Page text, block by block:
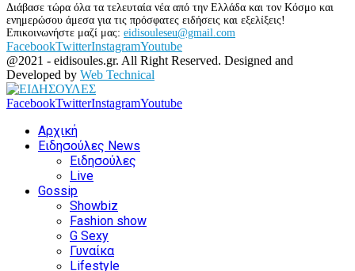
Διάβασε τώρα όλα τα τελευταία νέα από την Ελλάδα και τον Κόσμο και
ενημερώσου άμεσα για τις πρόσφατες ειδήσεις και εξελίξεις!
Επικοινωνήστε μαζί μας: eidisouleseu@gmail.com
FacebookTwitterInstagramYoutube
@2021 - eidisoules.gr. All Right Reserved. Designed and
Developed by Web Technical
FacebookTwitterInstagramYoutube
Αρχική
Ειδησούλες News
Ειδησούλες
Live
Gossip
Showbiz
Fashion show
G Sexy
Γυναίκα
Lifestyle